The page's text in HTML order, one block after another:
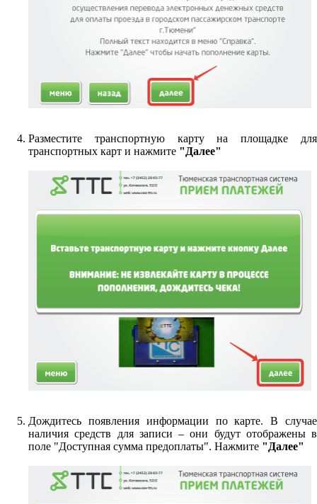
Разместите транспортную карту на площадке для
транспортных карт и нажмите "Далее"
Дождитесь появления информации по карте. В случае
наличия средств для записи – они будут отображены в
поле "Доступная сумма предоплаты". Нажмите "Далее"